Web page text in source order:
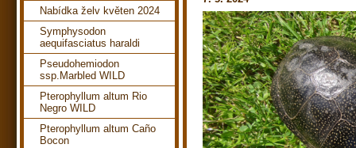
Nabídka želv květen 2024
Symphysodon
aequifasciatus haraldi
Pseudohemiodon
ssp.Marbled WILD
Pterophyllum altum Rio
Negro WILD
Pterophyllum altum Caño
Bocon